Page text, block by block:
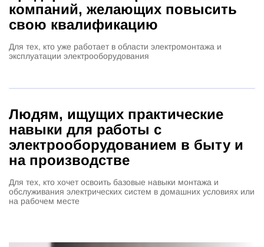
компаний, желающих повысить
свою квалификацию
Для тех, кто уже работает в области электромонтажа и
эксплуатации электрооборудования
Людям, ищущих практические
навыки для работы с
электрооборудованием в быту и
на производстве
Для тех, кто хочет освоить базовые навыки монтажа и
обслуживания электрических систем в домашних условиях или
на рабочем месте